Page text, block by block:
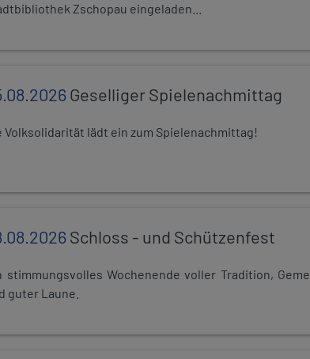
Zschopau eingeladen...
Geselliger Spielenachmittag
Volksolidarität lädt ein zum Spielenachmittag!
Schloss - und Schützenfest
stimmungsvolles Wochenende voller Tradition,
guter Laune.